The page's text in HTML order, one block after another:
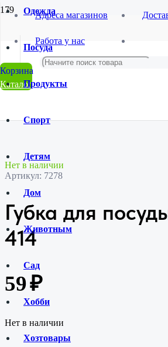
Адреса магазинов
Работа у нас
Каталог
Одежда
Посуда
Продукты
Спорт
Детям
Дом
Животным
Сад
Хобби
Хозтовары
Главная
Магазин
Хозтовары
Товары для кухни
Губка для посуды поролоновая 3шт,SL-
Нет в наличии
Артикул: 7278
Губка для
414
59₽
Нет в наличии